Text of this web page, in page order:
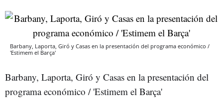
Barbany, Laporta, Giró y Casas en la presentación del programa económico /
'Estimem el Barça'
Barbany, Laporta, Giró y Casas en la presentación del
programa económico / 'Estimem el Barça'